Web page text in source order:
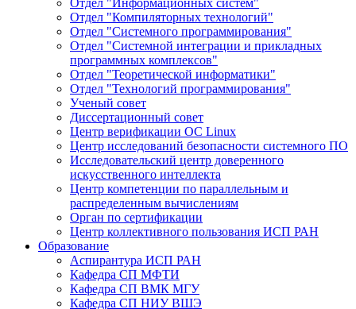
Отдел "Информационных систем"
Отдел "Компиляторных технологий"
Отдел "Системного программирования"
Отдел "Системной интеграции и прикладных
программных комплексов"
Отдел "Теоретической информатики"
Отдел "Технологий программирования"
Ученый совет
Диссертационный совет
Центр верификации ОС Linux
Центр исследований безопасности системного ПО
Исследовательский центр доверенного
искусственного интеллекта
Центр компетенции по параллельным и
распределенным вычислениям
Орган по сертификации
Центр коллективного пользования ИСП РАН
Образование
Аспирантура ИСП РАН
Кафедра СП МФТИ
Кафедра СП ВМК МГУ
Кафедра СП НИУ ВШЭ